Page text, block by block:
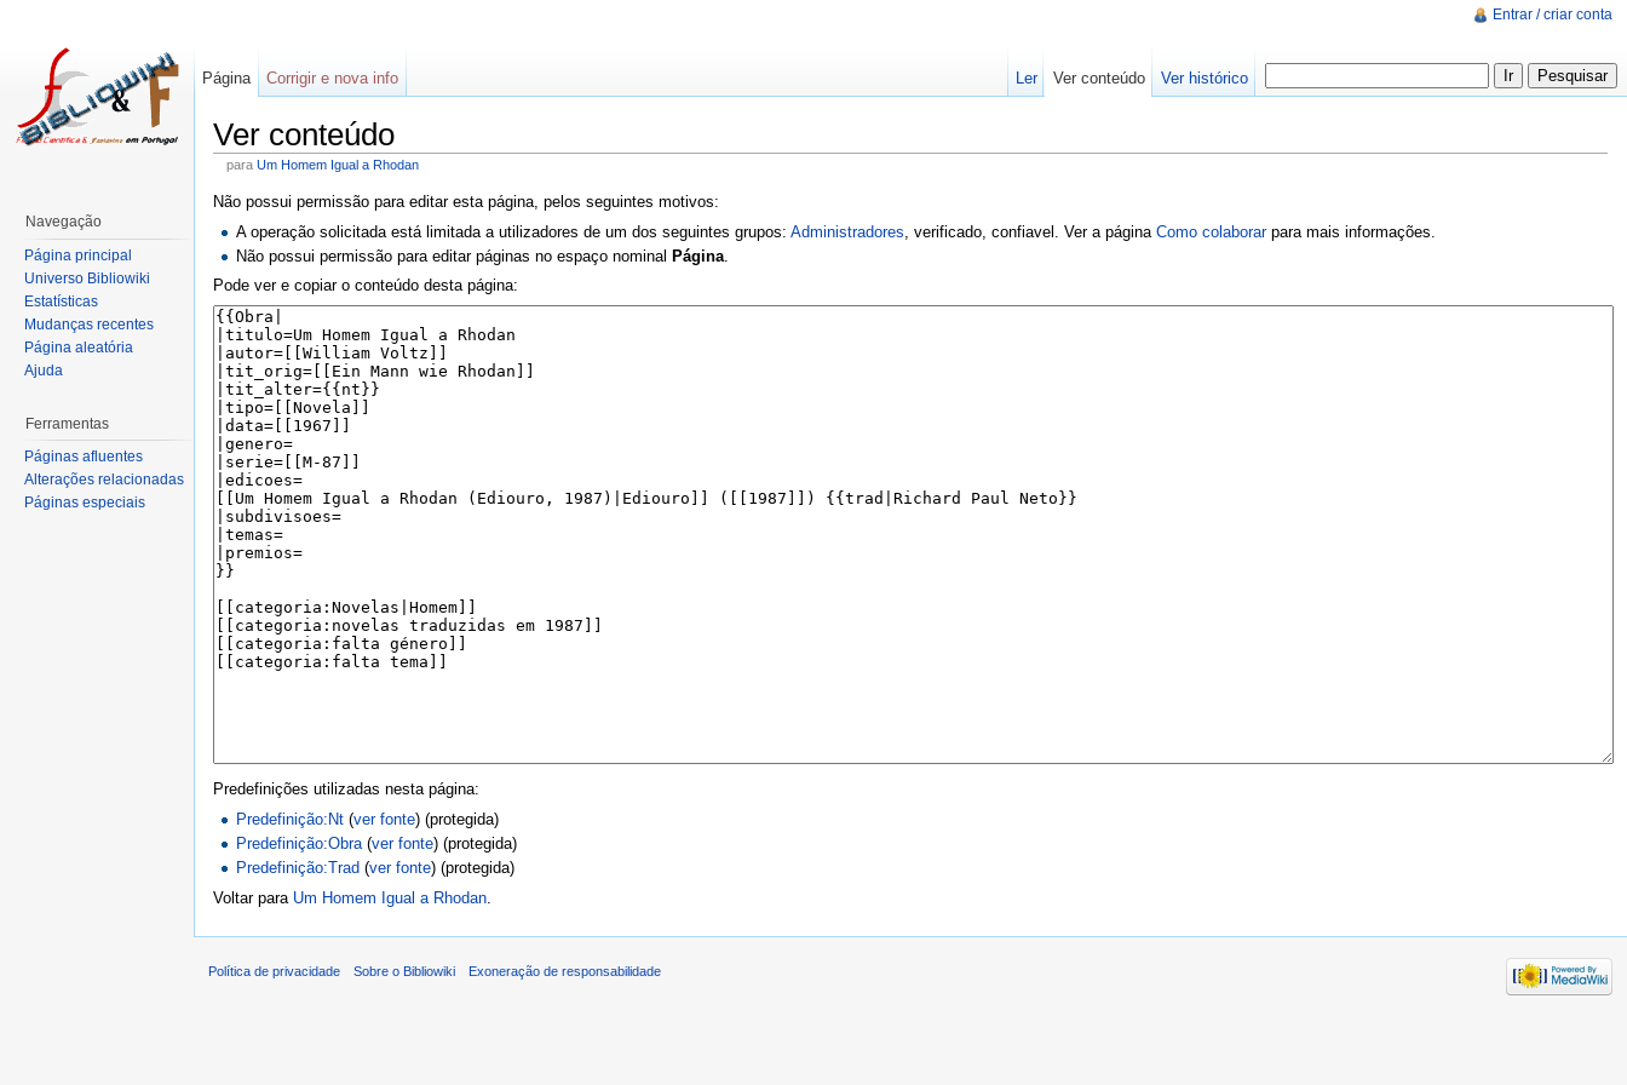
Ver conteúdo
para Um Homem Igual a Rhodan
Não possui permissão para editar esta página, pelos seguintes motivos:
A operação solicitada está limitada a utilizadores de um dos seguintes grupos:Administradores , verificado, confiavel. Ver a páginaComo colaborarpara mais informações.
Não possui permissão para editar páginas no espaço nominal Página.
Pode ver e copiar o conteúdo desta página:
Predefinições utilizadas nesta página:
Predefinição:Nt (ver fonte) (protegida)
Predefinição:Obra(ver fonte) (protegida)
Predefinição:Trad (ver fonte) (protegida)
Voltar para Um Homem Igual a Rhodan
Entrar / criar conta
Página Corrigir e nova info Ler Ver conteúdo Ver histórico
Navegação
Página principal
Universo Bibliowiki
Estatísticas
Mudanças recentes
Página aleatória
Ajuda
Ferramentas
Páginas afluentes
Alterações relacionadas
Páginas especiais
Política de privacidade Sobre o Bibliowiki Exoneração de responsabilidade